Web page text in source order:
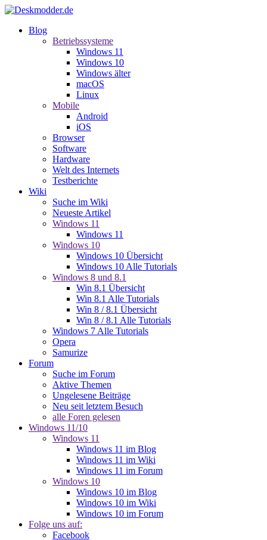
Blog
Betriebssysteme
Windows 11
Windows 10
Windows älter
macOS
Linux
Mobile
Android
iOS
Browser
Software
Hardware
Welt des Internets
Testberichte
Wiki
Suche im Wiki
Neueste Artikel
Windows 11
Windows 11
Windows 10
Windows 10 Übersicht
Windows 10 Alle Tutorials
Windows 8 und 8.1
Win 8.1 Übersicht
Win 8.1 Alle Tutorials
Win 8 / 8.1 Übersicht
Win 8 / 8.1 Alle Tutorials
Windows 7 Alle Tutorials
Opera
Samurize
Forum
Suche im Forum
Aktive Themen
Ungelesene Beiträge
Neu seit letztem Besuch
alle Foren gelesen
Windows 11/10
Windows 11
Windows 11 im Blog
Windows 11 im Wiki
Windows 11 im Forum
Windows 10
Windows 10 im Blog
Windows 10 im Wiki
Windows 10 im Forum
Folge uns auf:
Facebook